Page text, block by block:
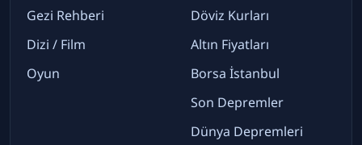
Gezi Rehberi
Dizi / Film
Oyun
Döviz Kurları
Altın Fiyatları
Borsa İstanbul
Son Depremler
Dünya Depremleri